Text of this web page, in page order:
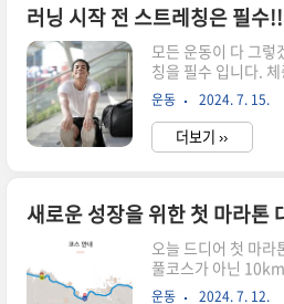
다. 현재까지는 하루
각각 보상으로 AIR
약 1AIR 정도를 보
주는 거라 보상 합계
다. Runner X 의 주
바 등과 같이 GPS를
할..
러닝 시작 전 스트레칭은 필수!!
모든 운동이 다 그렇
칭을 필수 입니다.
고 그냥 뛰던 시절에
뛰기만 했습니다. 그
니와 뛸 수 있는 체력
뛰지도 못했습니다.
억이 있습니다. 러닝
필수 입니다. 특히 새
리기 시작 전 충분한
상을 입을 확률이
유투버로 유명하신
운동 2024. 7. 15.
더보기 ››
새로운 성장을 위한 첫 마라톤
오늘 드디어 첫 마라
풀코스가 아닌
전을 할 수 있을 것
운동 2024. 7. 12.